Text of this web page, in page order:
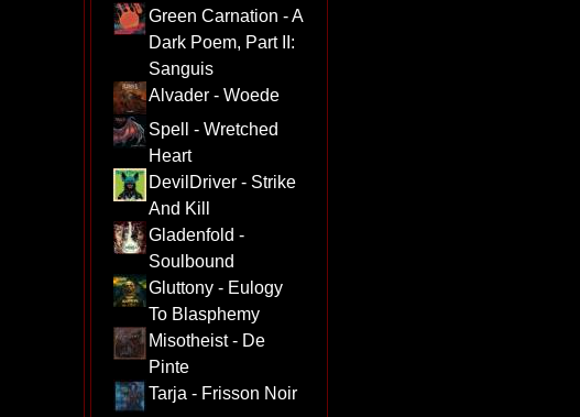
Green Carnation - A
Dark Poem, Part II:
Sanguis
Alvader - Woede
Spell - Wretched
Heart
DevilDriver - Strike
And Kill
Gladenfold -
Soulbound
Gluttony - Eulogy
To Blasphemy
Misotheist - De
Pinte
Tarja - Frisson Noir